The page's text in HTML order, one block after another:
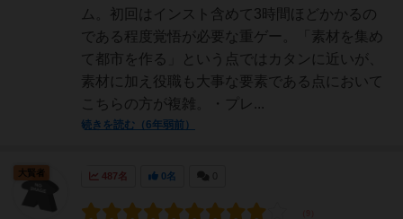
ム。初回はインスト含めて3時間ほどかかるの
である程度覚悟が必要な重ゲー。「素材を集め
て都市を作る」という点ではカタンに近いが、
素材に加え役職も大事な要素である点において
こちらの方が複雑。・プレ...
続きを読む（6年弱前）
487名 0名
大賢者